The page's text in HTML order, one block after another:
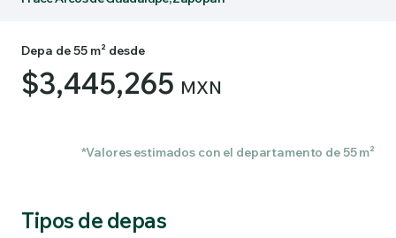
Depa de 55 m² desde
$3,445,265 MXN
*Valores estimados con el departamento de 55 m²
Tipos de depas